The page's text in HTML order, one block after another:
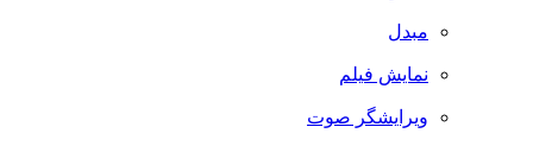
مبدل
نمایش فیلم
ویرایشگر صوت